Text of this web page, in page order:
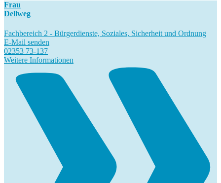
Frau
Dellweg
Fachbereich 2 - Bürgerdienste, Soziales, Sicherheit und Ordnung
E-Mail senden
02353 73-137
Weitere Informationen